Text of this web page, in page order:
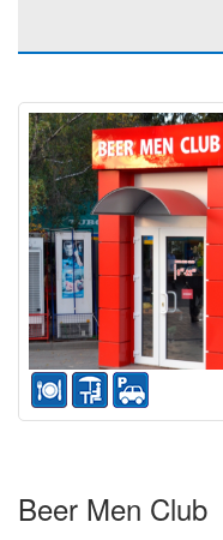
Beer Men Club